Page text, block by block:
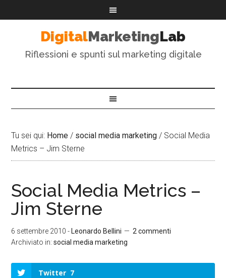
DigitalMarketingLab
Riflessioni e spunti sul marketing digitale
Tu sei qui: Home / social media marketing / Social Media
Metrics – Jim Sterne
Social Media Metrics –
Jim Sterne
6 settembre 2010 - Leonardo Bellini
2 commenti
Archiviato in:social media marketing
Twitter 7